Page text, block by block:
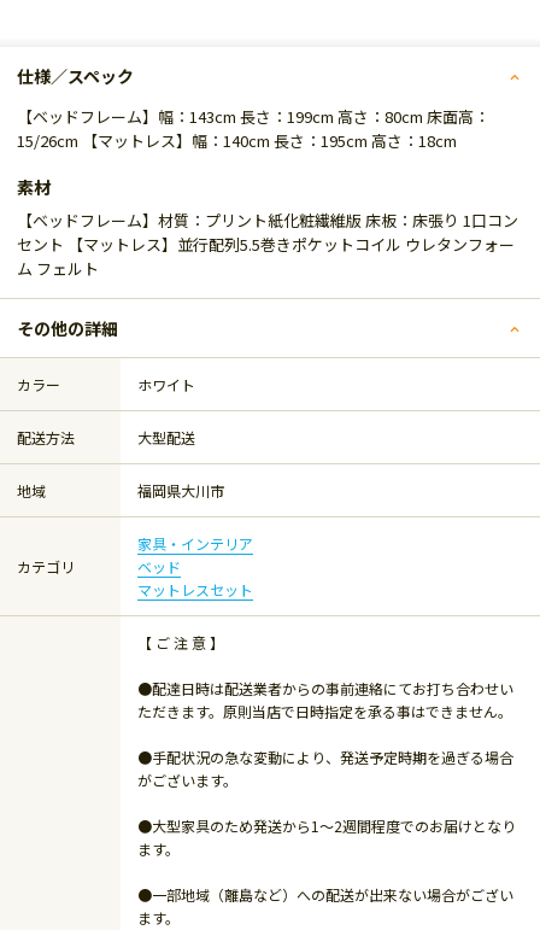
仕様／スペック
【ベッドフレーム】幅：143cm 長さ：199cm 高さ：80cm 床面高：
15/26cm 【マットレス】幅：140cm 長さ：195cm 高さ：18cm
素材
【ベッドフレーム】材質：プリント紙化粧繊維版 床板：床張り 1口コン
セント 【マットレス】並行配列5.5巻きポケットコイル ウレタンフォー
ム フェルト
その他の詳細
カラー ホワイト
配送方法 大型配送
地域 福岡県大川市
カテゴリ
家具・インテリア
ベッド
マットレスセット
【 ご 注 意 】
●配達日時は配送業者からの事前連絡にてお打ち合わせい
ただきます。原則当店で日時指定を承る事はできません。
●手配状況の急な変動により、発送予定時期を過ぎる場合
がございます。
●大型家具のため発送から1～2週間程度でのお届けとなり
ます。
●一部地域（離島など）への配送が出来ない場合がござい
ます。